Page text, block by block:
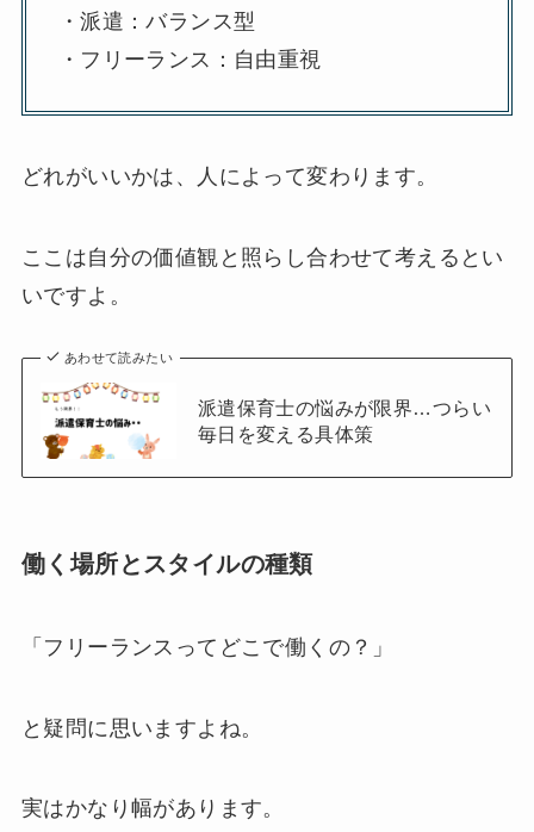
・派遣：バランス型
・フリーランス：自由重視
どれがいいかは、人によって変わります。
ここは自分の価値観と照らし合わせて考えるとい
いですよ。
あわせて読みたい
派遣保育士の悩みが限界…つらい
毎日を変える具体策
働く場所とスタイルの種類
「フリーランスってどこで働くの？」
と疑問に思いますよね。
実はかなり幅があります。